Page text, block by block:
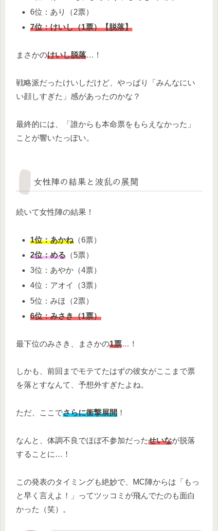
6位：あり（2票）
7位：けいし（1票）【脱落】
まさかのけいし脱落…！
戦略派だったけいしだけど、やっぱり「みんなにい
い顔しすぎた」感があったのかな？
最終的には、「誰からも本命票をもらえなかった」
ことが響いたっぽい。
女性陣の結果と波乱の展開
続いて女性陣の結果！
1位：あかね （6票）
2位：める （5票）
3位：あやか（4票）
4位：アオイ（3票）
5位：みほ（2票）
6位：みさき（1票）
最下位のみさき、まさかの1票…！
しかも、前回までモテてたはずの彼女がここまで票
を落とすなんて、予想外すぎたよね。
ただ、ここでさらに衝撃展開 ！
なんと、体調不良でほぼ不参加だったせいなが脱落
することに…！
この発表のタイミングも絶妙で、MC陣からは「もっ
と早く言えよ！」ってツッコミが飛んでたのも面白
かった（笑）。